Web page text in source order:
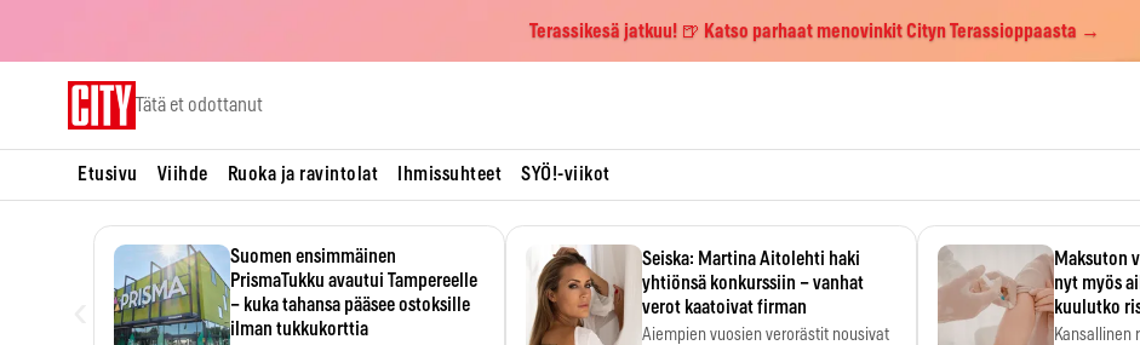
Terassikesä jatkuu! 🍺 Katso parhaat menovinkit Cityn Terassioppaasta →
Tätä et odottanut
Etusivu Viihde Ruoka ja ravintolat Ihmissuhteet SYÖ!-viikot
Suomen ensimmäinen
PrismaTukku avautui Tampereelle
– kuka tahansa pääsee ostoksille
ilman tukkukorttia
Seiska: Martina Aitolehti haki
yhtiönsä konkurssiin – vanhat
verot kaatoivat firman
Aiempien vuosien verorästit nousivat
Maksuton
nyt myös
kuulutko
Kansallinen